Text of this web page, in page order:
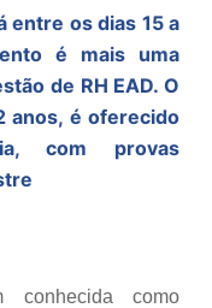
entre os dias 15 a
é mais uma
de RH EAD. O
anos, é oferecido
com provas
conhecida como